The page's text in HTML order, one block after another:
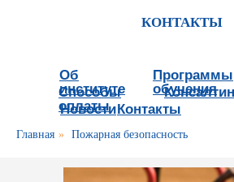
КОНТАКТЫ
Об
институте
Программы
обучения
Способы
оплаты
НовостиКонтакты
Главная » Пожарная безопасность